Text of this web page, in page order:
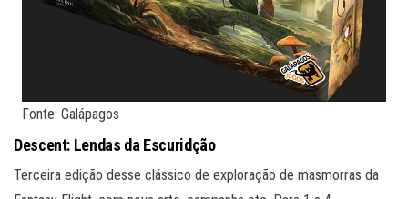
Fonte: Galápagos
Descent: Lendas da Escuridção
Terceira edição desse clássico de exploração de masmorras da